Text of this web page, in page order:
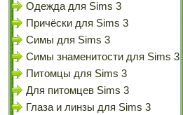
Одежда для Sims 3
Причёски для Sims 3
Симы для Sims 3
Симы знаменитости для Sims 3
Питомцы для Sims 3
Для питомцев Sims 3
Глаза и линзы для Sims 3